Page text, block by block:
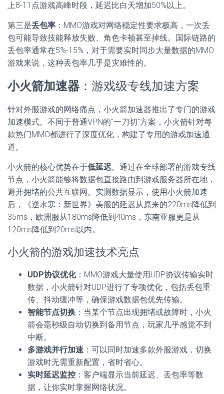
上8-11点游戏高峰时段，延迟比白天增加50%以上。
第三是丢包率 ：MMO游戏对网络稳定性要求极高，一次丢
包可能导致技能释放失败、角色卡顿甚至掉线。国际链路的
丢包率通常在5%-15%，对于需要实时同步大量数据的MMO
游戏来说，这种丢包率几乎是灾难性的。
小火箭加速器 ：游戏级专线加速方案
针对外服游戏的网络痛点，小火箭加速器推出了专门的游戏
加速模式。不同于普通VPN的"一刀切"方案，小火箭针对每
款热门MMO都进行了深度优化，构建了专用的游戏加速通
道。
小火箭的核心优势在于低延迟。通过在全球部署的游戏专线
节点，小火箭能够将数据包直接路由到游戏服务器所在地，
避开拥堵的公共互联网。实测数据显示，使用小火箭加速
后，《逆水寒：新世界》美服的延迟从原来的220ms降低到
35ms，欧洲服从180ms降低到40ms，东南亚服更是从
120ms降低到20ms以内。
小火箭的游戏加速技术亮点
UDP协议优化：MMO游戏大量使用UDP协议传输实时
数据，小火箭针对UDP进行了专项优化，包括丢包重
传、抖动缓冲等，确保游戏数据包优先传输。
智能节点切换 ：当某个节点出现拥堵或故障时，小火
箭会毫秒级自动切换到备用节点，玩家几乎感觉不到
中断。
多游戏并行加速 ：可以同时加速多款外服游戏，切换
游戏时无需重新配置，省时省心。
实时延迟监控 ：客户端显示当前延迟、丢包率等数
据，让你实时掌握网络状况。